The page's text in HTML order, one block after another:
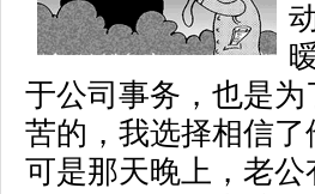
于公司事务，也是
苦的，我选择相信了
可是那天晚上，老